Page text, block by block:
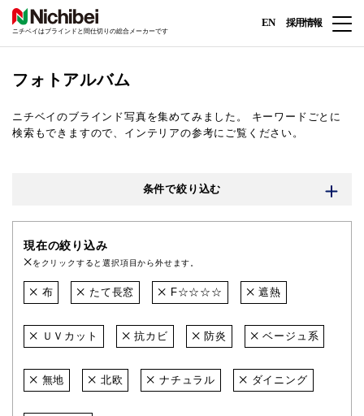
ニチベイはブラインドと間仕切りの総合メーカーです
EN 採用情報
フォトアルバム
ニチベイのブラインド写真を集めてみました。
キーワードごとに
検索もできますので、インテリアの参考にご覧ください。
条件で絞り込む
現在の絞り込み
をクリックすると選択項目から外せます。
布 たて長窓 F☆☆☆☆ 遮熱
ＵＶカット 抗カビ 防炎 ベージュ系
無地 北欧 ナチュラル ダイニング